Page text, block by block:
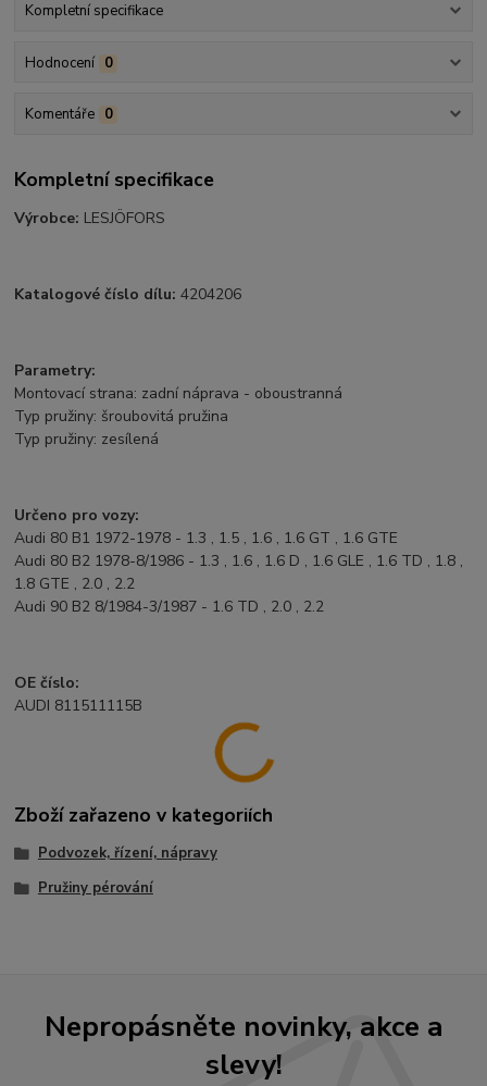
Kompletní specifikace
Hodnocení 0
Komentáře 0
Kompletní specifikace
Výrobce: LESJÖFORS
Katalogové číslo dílu: 4204206
Parametry:
Montovací strana: zadní náprava - oboustranná
Typ pružiny: šroubovitá pružina
Typ pružiny: zesílená
Určeno pro vozy:
Audi 80 B1 1972-1978 - 1.3 , 1.5 , 1.6 , 1.6 GT , 1.6 GTE
Audi 80 B2 1978-8/1986 - 1.3 , 1.6 , 1.6 D , 1.6 GLE , 1.6 TD , 1.8 ,
1.8 GTE , 2.0 , 2.2
Audi 90 B2 8/1984-3/1987 - 1.6 TD , 2.0 , 2.2
OE číslo:
AUDI 811511115B
Zboží zařazeno v kategoriích
Podvozek, řízení, nápravy
Pružiny pérování
Nepropásněte novinky, akce a
slevy!